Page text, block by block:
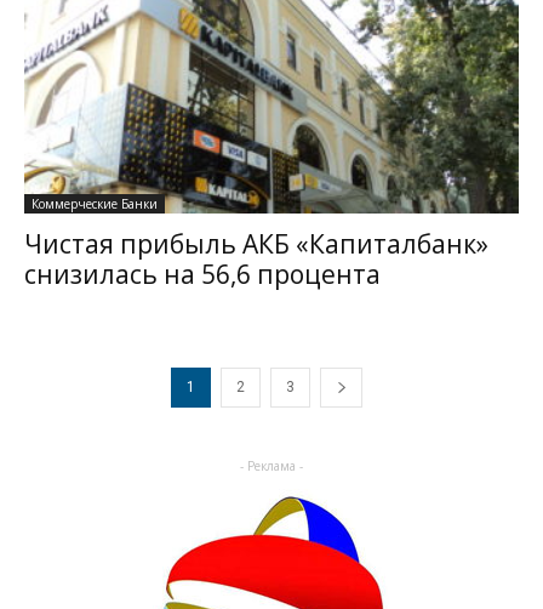
Коммерческие Банки
Чистая прибыль АКБ «Капиталбанк»
снизилась на 56,6 процента
1 2 3
- Реклама -